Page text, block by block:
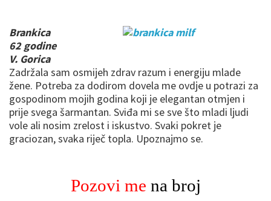
Brankica
62 godine
V. Gorica
Zadržala sam osmijeh zdrav razum i energiju mlade
žene. Potreba za dodirom dovela me ovdje u potrazi za
gospodinom mojih godina koji je elegantan otmjen i
prije svega šarmantan. Sviđa mi se sve što mladi ljudi
vole ali nosim zrelost i iskustvo. Svaki pokret je
graciozan, svaka riječ topla. Upoznajmo se.
Pozovi me na broj